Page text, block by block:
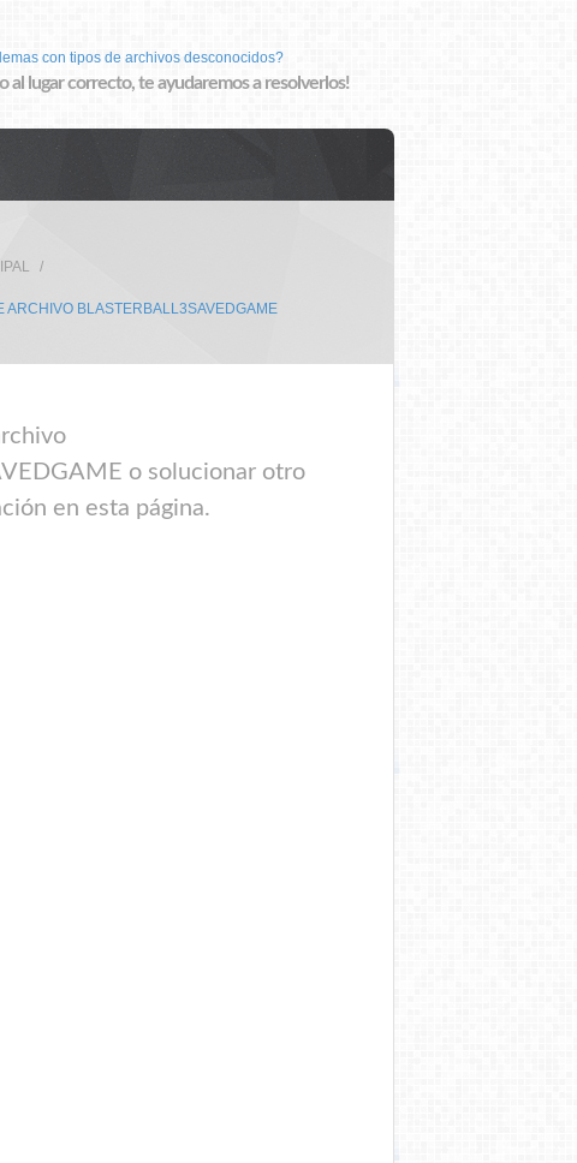
con tipos de archivos desconocidos?
al lugar correcto, te ayudaremos a resolverlos!
ARCHIVO BLASTERBALL3SAVEDGAME
o solucionar otro
en esta página.